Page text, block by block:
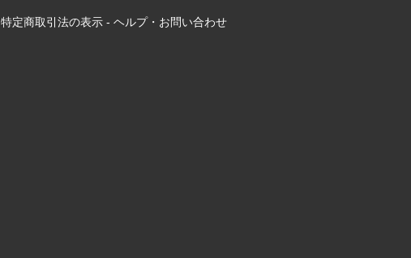
特定商取引法の表示 - ヘルプ・お問い合わせ